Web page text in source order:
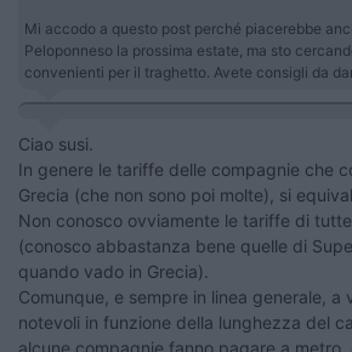
Mi accodo a questo post perché piacerebbe
Peloponneso la prossima estate, ma sto
convenienti per il traghetto. Avete consigli da
Ciao susi.
In genere le tariffe delle compagnie che
Grecia (che non sono poi molte), si
Non conosco ovviamente le tariffe di
(conosco abbastanza bene quelle di
quando vado in Grecia).
Comunque, e sempre in linea generale,
notevoli in funzione della lunghezza del